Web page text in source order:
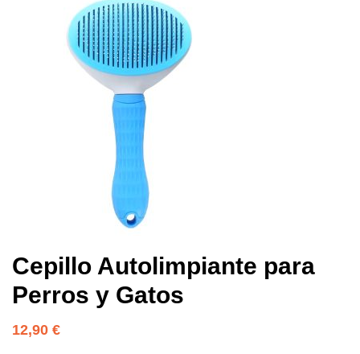
Cepillo Autolimpiante para
Perros y Gatos
12,90 €